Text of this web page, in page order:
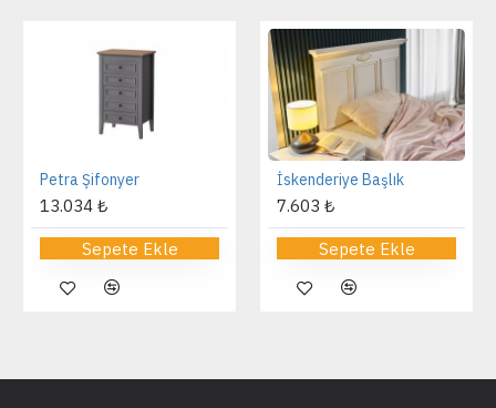
Petra Şifonyer
13.034 ₺
Sepete Ekle
İskenderiye Başlık
7.603 ₺
Sepete Ekle